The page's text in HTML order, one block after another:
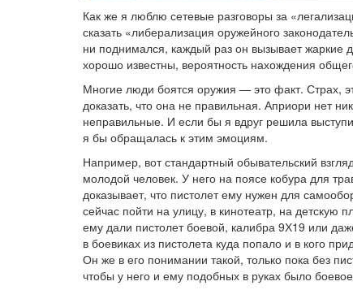
Как же я люблю сетевые разговоры за
сказать «либерализация оружейного
ни поднимался, каждый раз он вызывает жаркие
хорошо известны, вероятность нахождения
Многие люди боятся оружия — это факт. Страх,
доказать, что она не правильная. Априори нет
неправильные. И если бы я вдруг решила
я бы обращалась к этим эмоциям.
Например, вот стандартный обывательский
молодой человек. У него на поясе кобура для
доказывает, что пистолет ему нужен для
сейчас пойти на улицу, в кинотеатр, на
ему дали пистолет боевой, калибра 9Х19 или
в боевиках из пистолета куда попало и в кого
Он же в его понимании такой, только пока без
чтобы у него и ему подобных в руках было